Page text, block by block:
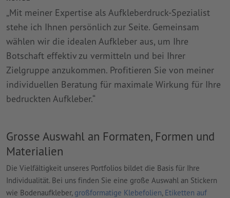
Mit meiner Expertise als Aufkleberdruck-Spezialist
stehe ich Ihnen persönlich zur Seite. Gemeinsam
wählen wir die idealen Aufkleber aus, um Ihre
Botschaft effektiv zu vermitteln und bei Ihrer
Zielgruppe anzukommen. Profitieren Sie von meiner
individuellen Beratung für maximale Wirkung für Ihre
bedruckten Aufkleber.“
Grosse Auswahl an Formaten, Formen und
Materialien
Die Vielfältigkeit unseres Portfolios bildet die Basis für Ihre
Individualität. Bei uns finden Sie eine große Auswahl an Stickern
wie Bodenaufkleber, großformatige Klebefolien, Etiketten auf